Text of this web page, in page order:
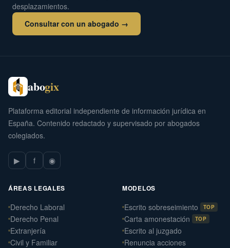
desplazamientos.
Consultar con un abogado →
abogix
Plataforma editorial independiente de información jurídica en
España. Contenido redactado y supervisado por abogados
colegiados.
▶ f ◉
ÁREAS LEGALES
Derecho Laboral
Derecho Penal
Extranjería
Civil y Familiar
MODELOS
Escrito sobreseimiento TOP
Carta amonestación TOP
Escrito al juzgado
Renuncia acciones